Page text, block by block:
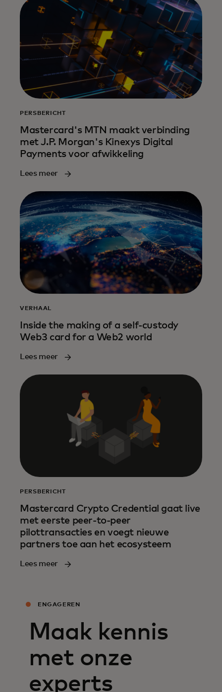
PERSBERICHT
Mastercard's MTN maakt verbinding
met J.P. Morgan's Kinexys Digital
Payments voor afwikkeling
Lees meer
VERHAAL
Inside the making of a self-custody
Web3 card for a Web2 world
Lees meer
PERSBERICHT
Mastercard Crypto Credential gaat live
met eerste peer-to-peer
pilottransacties en voegt nieuwe
partners toe aan het ecosysteem
Lees meer
ENGAGEREN
Maak kennis
met onze
experts